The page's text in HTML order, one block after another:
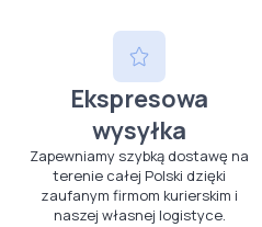
Ekspresowa
wysyłka
Zapewniamy szybką dostawę na
terenie całej Polski dzięki
zaufanym firmom kurierskim i
naszej własnej logistyce.